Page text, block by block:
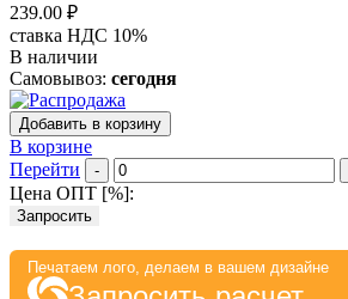
239.00 ₽
ставка НДС 10%
В наличии
Самовывоз: сегодня
Добавить в корзину
В корзине
Перейти
-
Цена ОПТ [%]:
Запросить
Печатаем лого, делаем в вашем дизайне